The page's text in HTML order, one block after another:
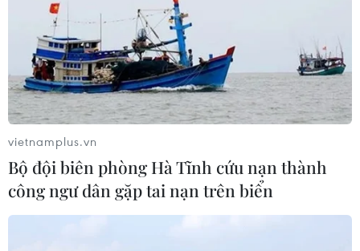
vietnamplus.vn
Bộ đội biên phòng Hà Tĩnh cứu nạn thành
công ngư dân gặp tai nạn trên biển